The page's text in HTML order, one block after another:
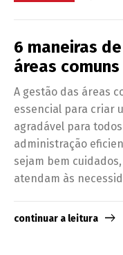
6 maneiras
áreas
A gestão das áreas
essencial para criar
agradável para
administração
sejam bem
atendam às
continuar a leitura